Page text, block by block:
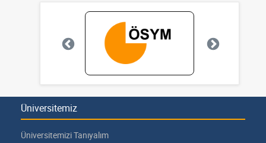
Üniversitemiz
Üniversitemizi Tanıyalım